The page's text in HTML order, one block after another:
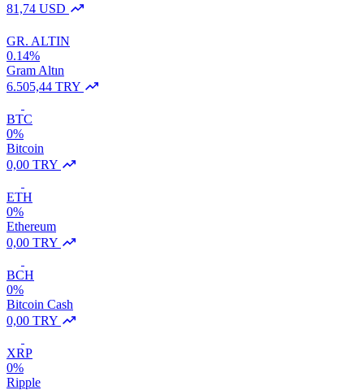
81,74 USD
GR. ALTIN
0.14%
Gram Altın
6.505,44 TRY
BTC
0%
Bitcoin
0,00 TRY
ETH
0%
Ethereum
0,00 TRY
BCH
0%
Bitcoin Cash
0,00 TRY
XRP
0%
Ripple